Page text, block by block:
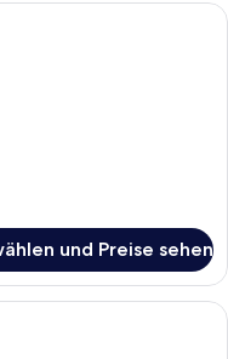
Hotelzimmer mit
und Preise sehen
Hotelzimmer mit